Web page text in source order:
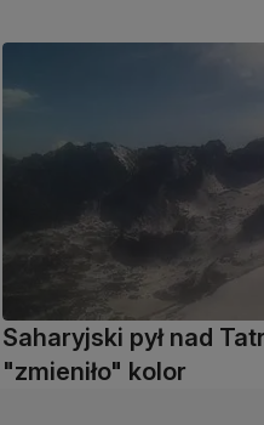
Saharyjski pył nad
"zmieniło" kolor